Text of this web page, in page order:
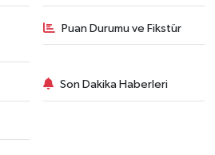
Puan Durumu ve Fikstür
Son Dakika Haberleri